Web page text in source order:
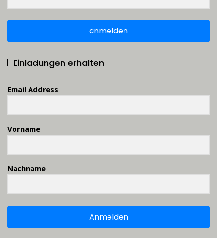
anmelden
Einladungen erhalten
Email Address
Vorname
Nachname
Anmelden